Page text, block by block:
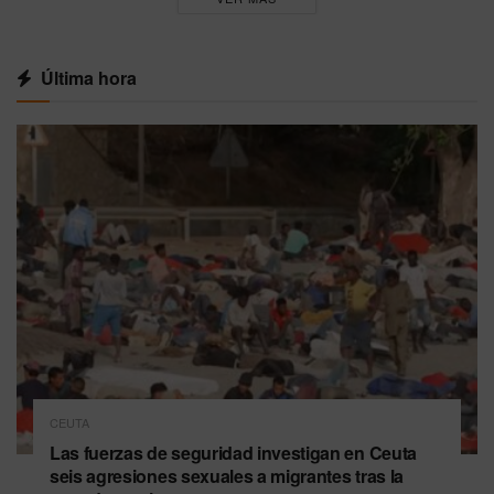
Última hora
CEUTA
Las fuerzas de seguridad investigan en Ceuta
seis agresiones sexuales a migrantes tras la